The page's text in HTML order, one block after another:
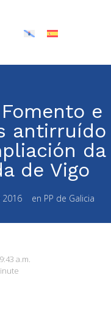
e
antirruído
da
de Vigo
2016 en PP de Galicia
9:43 a.m.